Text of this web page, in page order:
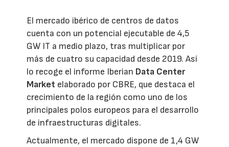
El mercado ibérico de centros de datos
cuenta con un potencial ejecutable de 4,5
GW IT a medio plazo, tras multiplicar por
más de cuatro su capacidad desde 2019. Así
lo recoge el informe Iberian Data Center
Market elaborado por CBRE, que destaca el
crecimiento de la región como uno de los
principales polos europeos para el desarrollo
de infraestructuras digitales.
Actualmente, el mercado dispone de 1,4 GW